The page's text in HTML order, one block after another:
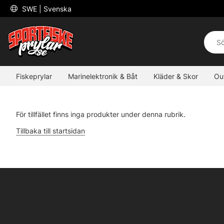
SWE | Svenska
Fiskeprylar Marinelektronik & Båt Kläder & Skor
För tillfället finns inga produkter under denna rubrik.
Tillbaka till startsidan